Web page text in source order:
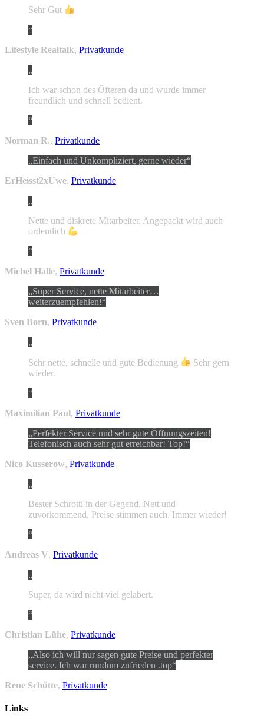
Sehr Gut
Lifestyle Realtalk, Privatkunde
Ich war schon des Öfteren da und wurde immer
freundlich und schnell bedient.
Norman R., Privatkunde
Einfach und Unkompliziert, gerne wieder
ErHeisst2xUwe, Privatkunde
Nette und diskrete Mitarbeiter. Angepackt wird auch
ordentlich
Michel Halle, Privatkunde
Super Service, nette Mitarbeiter…
weiterzuempfehlen!
Sven Born, Privatkunde
Sehr nette, schnelle und gute Bedienung
Sehr gern
wieder.
Maximilian Paul, Privatkunde
Perfekter Service und sehr gute Öffnungszeiten!
Telefonisch auch sehr gut erreichbar! Top!
Nico Kusserow, Privatkunde
Bester Schrotti in der Gegend. Nett und
zuvorkommend, Preise stimmen auch. Immer wieder!
Andreas V, Privatkunde
Super, da wird nicht viel gelabert.
Christian Lühe, Privatkunde
Also ich will nur sagen gute Preise und perfekter
service. Ich war rundum zufrieden .top
Rene Schütte, Privatkunde
Links